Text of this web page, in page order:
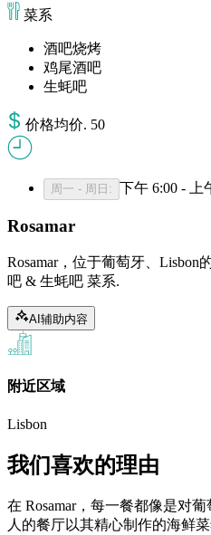
菜系
酒吧烧烤
鸡尾酒吧
生蚝吧
价格均价. 50
周一 - 周日 : 下午 6:00 - 上
Rosamar
Rosamar，位于葡萄牙、Lisbon
吧 & 生蚝吧 菜系.
AI辅助内容
附近区域
Lisbon
我们喜欢的理由
在 Rosamar，每一餐都像是对
人的餐厅以其精心制作的海鲜